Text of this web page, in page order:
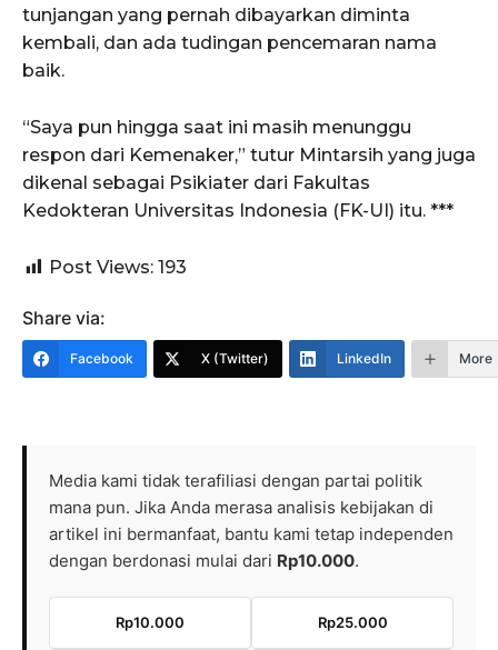
tunjangan yang pernah dibayarkan diminta
kembali, dan ada tudingan pencemaran nama
baik.
“Saya pun hingga saat ini masih menunggu
respon dari Kemenaker,” tutur Mintarsih yang juga
dikenal sebagai Psikiater dari Fakultas
Kedokteran Universitas Indonesia (FK-UI) itu. ***
Post Views: 193
Share via:
Facebook X (Twitter) LinkedIn More
Media kami tidak terafiliasi dengan partai politik
mana pun. Jika Anda merasa analisis kebijakan di
artikel ini bermanfaat, bantu kami tetap independen
dengan berdonasi mulai dari Rp10.000.
Rp10.000 Rp25.000